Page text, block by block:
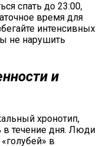
спать до 23:00,
время для
интенсивных
не нарушить
и
хронотип,
в течение дня. Люди
в